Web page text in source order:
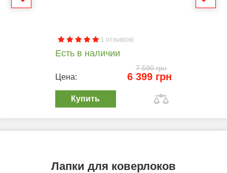
1 отзыв(ов)
Есть в наличии
7 590 грн
Цена: 6 399 грн
Купить
Лапки для коверлоков